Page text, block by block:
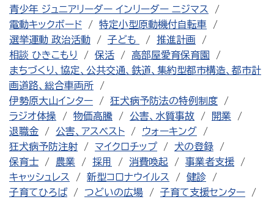
青少年 ジュニアリーダー インリーダー ニジマス
電動キックボード
特定小型原動機付自転車
選挙運動 政治活動
子ども
推進計画
相談 ひきこもり
保活
高部屋愛育保育園
まちづくり、協定、公共交通、鉄道、集約型都市構造、都市計
画道路、総合車両所
伊勢原大山インター
狂犬病予防法の特例制度
ラジオ体操
物価高騰 公害、水質事故
開業
退職金
公害、アスベスト
ウォーキング
狂犬病予防注射
マイクロチップ
犬の登録
保育士
農業 採用 消費喚起
事業者支援
キャッシュレス
新型コロナウイルス
健診
子育てひろば
つどいの広場
子育て支援センター